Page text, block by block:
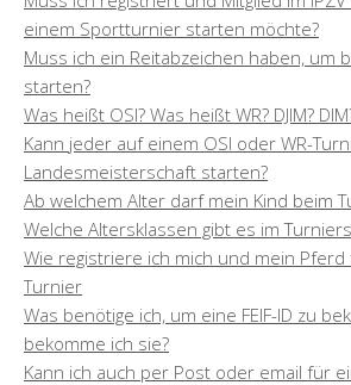
einem Sportturnier starten möchte?
Muss ich ein Reitabzeichen haben, um
starten?
Was heißt OSI? Was heißt WR? DJIM?
Kann jeder auf einem OSI oder WR-
Landesmeisterschaft starten?
Ab welchem Alter darf mein Kind beim
Welche Altersklassen gibt es im
Wie registriere ich mich und mein
Turnier
Was benötige ich, um eine FEIF-ID zu
bekomme ich sie?
Kann ich auch per Post oder email für